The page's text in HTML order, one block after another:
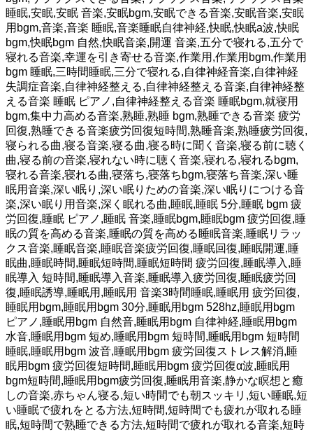
睡眠,安眠,安眠 音楽,安眠bgm,安眠できる音楽,安眠音楽,安眠
用bgm,音楽,音楽 睡眠,音楽睡眠自律神経,快眠,快眠a波,快眠
bgm,快眠bgm 自然,快眠音楽,開運 音楽,五分で寝れる,五分で
寝れる音楽,幸運を引き寄せる音楽,作業用,作業用bgm,作業用
bgm 睡眠,三時間睡眠,三分で寝れる,自律神経音楽,自律神経
失調症音楽,自律神経整える,自律神経整える音楽,自律神経整
える音楽 睡眠 ピアノ,自律神経整える音楽 睡眠bgm,就寝用
bgm,集中力高める音楽,熟睡,熟睡 bgm,熟睡できる音楽 疲労
回復,熟睡できる音楽疲労回復短時間,熟睡音楽,熟睡疲労回復,
寝られる曲,寝る音楽,寝る曲,寝る時に聞く音楽,寝る前に聴く
曲,寝る前の音楽,寝れない時に聴く音楽,寝れる,寝れるbgm,
寝れる音楽,寝れる曲,寝落ち,寝落ちbgm,寝落ち音楽,深い睡
眠用音楽,深い眠り,深い眠りための音楽,深い眠りにつける音
楽,深い眠り用音楽,深く眠れる曲,睡眠,睡眠 5分,睡眠 bgm 疲
労回復,睡眠 ピアノ,睡眠 音楽,睡眠bgm,睡眠bgm 疲労回復,睡
眠の質を高める音楽,睡眠の質を高める睡眠音楽,睡眠リラッ
クス音楽,睡眠音楽,睡眠音楽疲労回復,睡眠回復,睡眠開運,睡
眠曲,睡眠時間,睡眠短時間,睡眠短時間 疲労回復,睡眠導入,睡
眠導入 短時間,睡眠導入音楽,睡眠導入疲労回復,睡眠疲労回
復,睡眠誘導,睡眠用,睡眠用 音楽3時間睡眠,睡眠用 疲労回復,
睡眠用bgm,睡眠用bgm 30分,睡眠用bgm 528hz,睡眠用bgm
ピアノ,睡眠用bgm 自然音,睡眠用bgm 自律神経,睡眠用bgm
水音,睡眠用bgm 短め,睡眠用bgm 短時間,睡眠用bgm 短時間
睡眠,睡眠用bgm 波音,睡眠用bgm 疲労回復ストレス解消,睡
眠用bgm 疲労回復短時間,睡眠用bgm 疲労回復α波,睡眠用
bgm短時間,睡眠用bgm疲労回復,睡眠用音楽,静かな瞑想と癒
しの音楽,赤ちゃん寝る,短い時間でも朝スッキリ,短い睡眠,短
い睡眠で疲れをとる方法,短時間,短時間でも疲れが取れる睡
眠,短時間で熟睡できる方法,短時間で疲れが取れる音楽,短時